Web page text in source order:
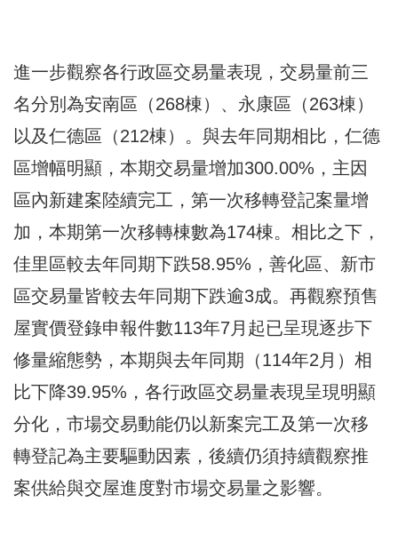
進一步觀察各行政區交易量表現，交易量前三
名分別為安南區（268棟）、永康區（263棟）
以及仁德區（212棟）。與去年同期相比，仁德
區增幅明顯，本期交易量增加300.00%，主因
區內新建案陸續完工，第一次移轉登記案量增
加，本期第一次移轉棟數為174棟。相比之下，
佳里區較去年同期下跌58.95%，善化區、新市
區交易量皆較去年同期下跌逾3成。再觀察預售
屋實價登錄申報件數113年7月起已呈現逐步下
修量縮態勢，本期與去年同期（114年2月）相
比下降39.95%，各行政區交易量表現呈現明顯
分化，市場交易動能仍以新案完工及第一次移
轉登記為主要驅動因素，後續仍須持續觀察推
案供給與交屋進度對市場交易量之影響。